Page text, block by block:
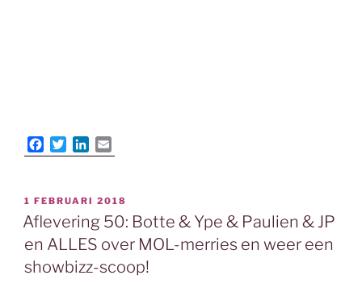
a
b
o
o
w
t
e
r
i
e
d
I
m
l
GEPLAATST
OP
1 FEBRUARI 2018
Aflevering 50: Botte & Ype & Paulien & JP
en ALLES over MOL-merries en weer een
showbizz-scoop!